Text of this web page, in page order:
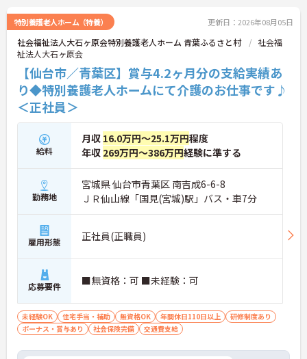
さい！
特別養護老人ホーム（特養） 更新日：2026年08月05日
社会福祉法人大石ヶ原会特別養護老人ホーム 青葉ふるさと村
社会福
祉法人大石ヶ原会
【仙台市／青葉区】賞与4.2ヶ月分の支給実績あ
り◆特別養護老人ホームにて介護のお仕事です♪
＜正社員＞
給料
月収 16.0万円～25.1万円程度
年収 269万円～386万円経験に準する
勤務地
宮城県 仙台市青葉区 南吉成6-6-8
ＪＲ仙山線「国見(宮城)駅」バス・車7分
雇用形態 正社員(正職員)
応募要件 ■無資格：可 ■未経験：可
未経験OK 住宅手当・補助 無資格OK 年間休日110日以上
研修制度あり
ボーナス・賞与あり
社会保険完備 交通費支給